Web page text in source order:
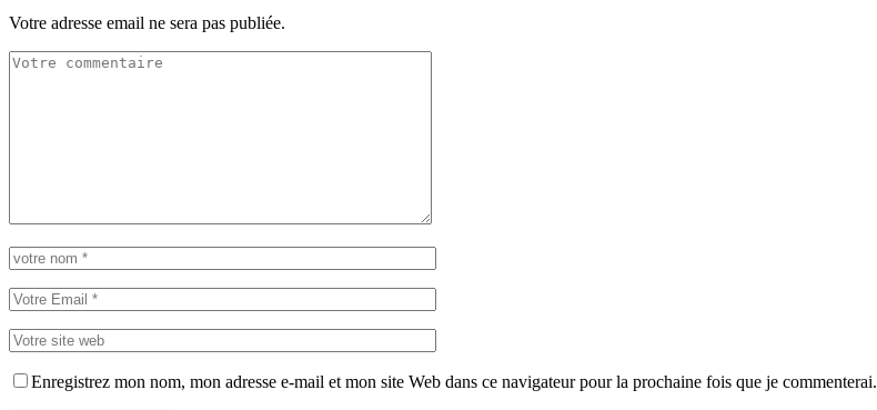
Votre adresse email ne sera pas publiée.
Enregistrez mon nom, mon adresse e-mail et mon site Web dans ce navigateur pour la prochaine fois que je commenterai.